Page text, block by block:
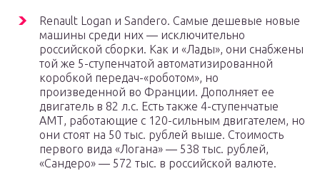
Renault Logan и Sandero. Самые дешевые новые
машины среди них — исключительно
российской сборки. Как и «Лады», они снабжены
той же 5-ступенчатой автоматизированной
коробкой передач-«роботом», но
произведенной во Франции. Дополняет ее
двигатель в 82 л.с. Есть также 4-ступенчатые
АМТ, работающие с 120-сильным двигателем, но
они стоят на 50 тыс. рублей выше. Стоимость
первого вида «Логана» — 538 тыс. рублей,
«Сандеро» — 572 тыс. в российской валюте.